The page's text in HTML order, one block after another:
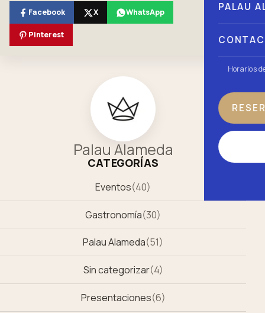
PALAU
Horarios
Facebook X WhatsApp
Pinterest
Palau Alameda
CATEGORÍAS
Eventos(40)
Gastronomía(30)
Palau Alameda(51)
Sin categorizar(4)
Presentaciones(6)